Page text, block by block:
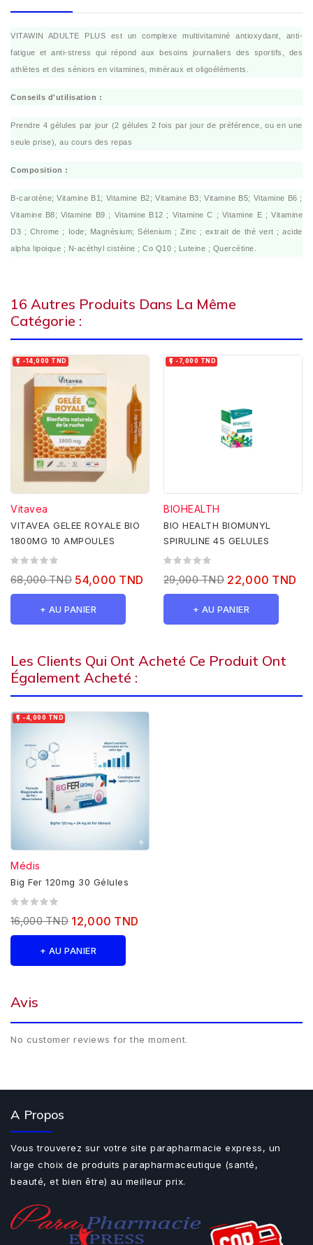
VITAWIN ADULTE PLUS est un complexe multivitaminé antioxydant, anti-
fatigue et anti-stress qui répond aux besoins journaliers des sportifs, des
athlètes et des séniors en vitamines, minéraux et oligoéléments.
Conseils d'utilisation :
Prendre 4 gélules par jour (2 gélules 2 fois par jour de préférence, ou en une
seule prise), au cours des repas
Composition :
Β-carotène; Vitamine B1; Vitamine B2; Vitamine B3; Vitamine B5; Vitamine B6 ;
Vitamine B8; Vitamine B9 ; Vitamine B12 ; Vitamine C ; Vitamine E ; Vitamine
D3 ; Chrome ; Iode; Magnésium; Sélenium ; Zinc ; extrait de thé vert ; acide
alpha lipoique ; N-acéthyl cistèine ; Co Q10 ; Luteine ; Quercétine.
16 Autres Produits Dans La Même
Catégorie :
 -14,000 TND
Vitavea
VITAVEA GELEE ROYALE BIO
1800MG 10 AMPOULES
68,000 TND 54,000 TND
+ AU PANIER
 -7,000 TND
BIOHEALTH
BIO HEALTH BIOMUNYL
SPIRULINE 45 GELULES
29,000 TND 22,000 TND
+ AU PANIER
Les Clients Qui Ont Acheté Ce Produit Ont
Également Acheté :
 -4,000 TND
Médis
Big Fer 120mg 30 Gélules
16,000 TND 12,000 TND
+ AU PANIER
Avis
No customer reviews for the moment.
A Propos
Vous trouverez sur votre site parapharmacie express, un
large choix de produits parapharmaceutique (santé,
beauté, et bien être) au meilleur prix.